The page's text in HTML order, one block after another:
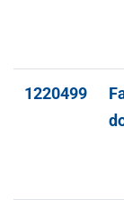
1220499